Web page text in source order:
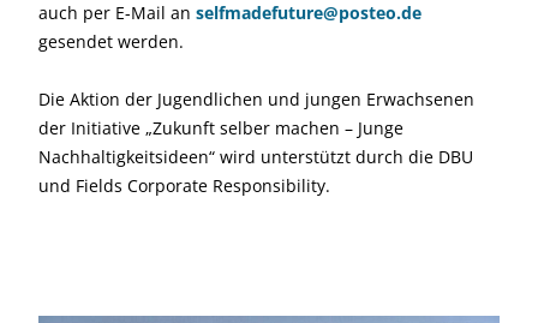
auch per E-Mail an selfmadefuture@posteo.de
gesendet werden.
Die Aktion der Jugendlichen und jungen Erwachsenen
der Initiative „Zukunft selber machen – Junge
Nachhaltigkeitsideen“ wird unterstützt durch die DBU
und Fields Corporate Responsibility.